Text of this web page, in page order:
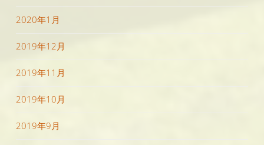
2020年1月
2019年12月
2019年11月
2019年10月
2019年9月